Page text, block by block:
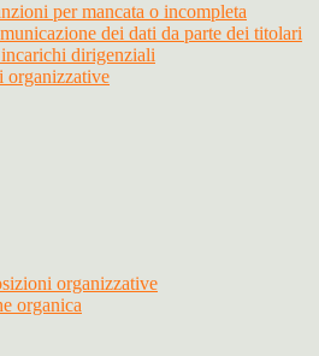
per mancata o incompleta
dei dati da parte dei titolari
dirigenziali
organizzative
organizzative
organica